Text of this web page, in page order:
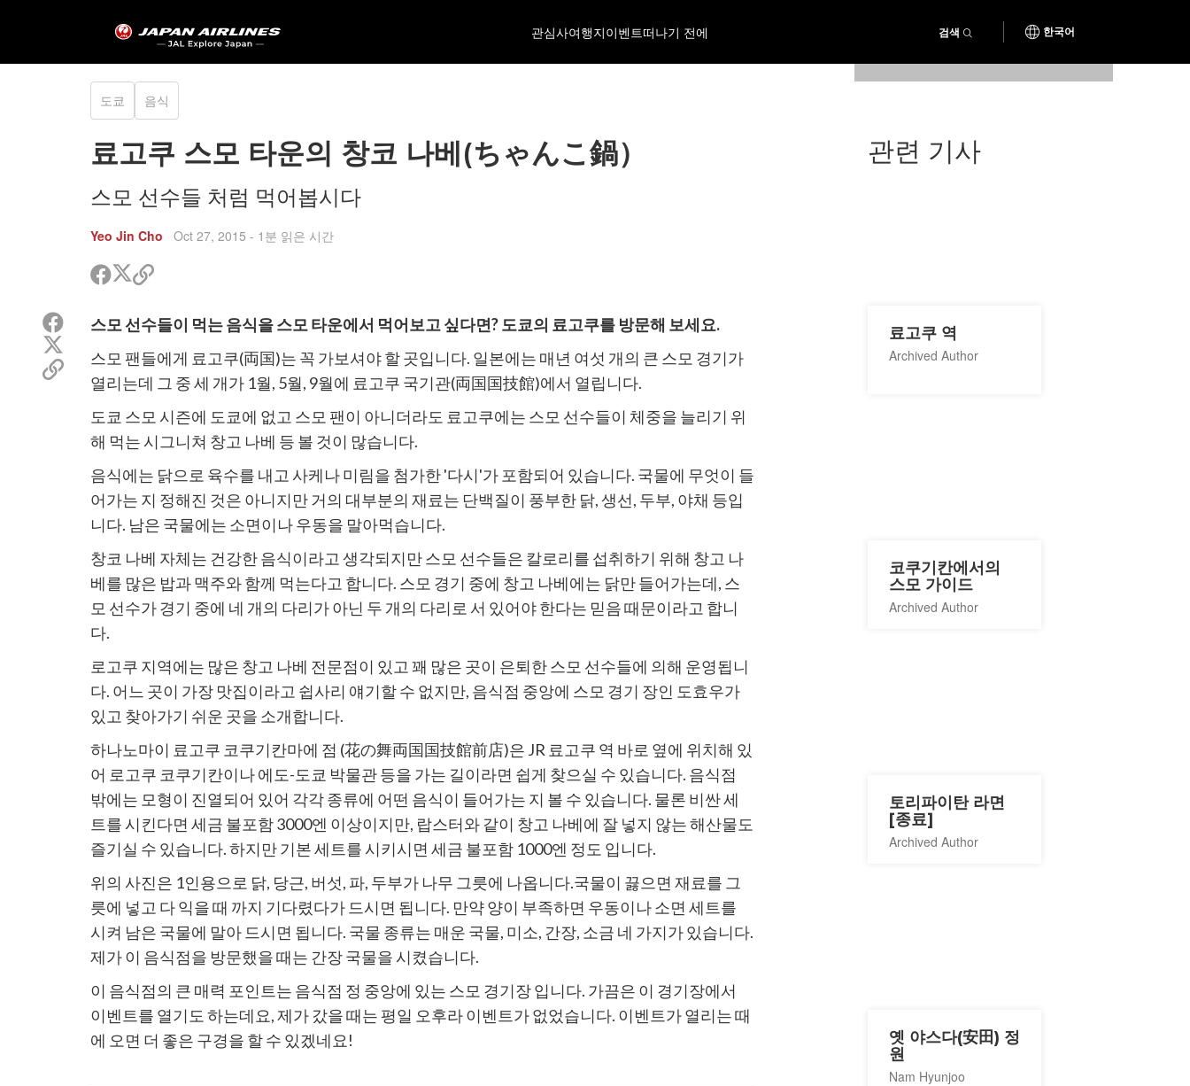
관심사여행지이벤트떠나기 전에 검색 한국어
도쿄 음식
료고쿠 스모 타운의 창코 나베(ちゃんこ鍋）
스모 선수들 처럼 먹어봅시다
Yeo Jin Cho Oct 27, 2015 - 1분 읽은 시간
페
북
유
트
위
공
공
링
복
사
페
북
위공
스모 선수들이 먹는 음식을 스모 타운에서 먹어보고 싶다면? 도쿄의 료고쿠를 방문해 보세요.
스모 팬들에게 료고쿠(両国)는 꼭 가보셔야 할 곳입니다. 일본에는 매년 여섯 개의 큰 스모 경기가
열리는데 그 중 세 개가 1월, 5월, 9월에 료고쿠 국기관(両国国技館)에서 열립니다.
도쿄 스모 시즌에 도쿄에 없고 스모 팬이 아니더라도 료고쿠에는 스모 선수들이 체중을 늘리기 위
해 먹는 시그니쳐 창고 나베 등 볼 것이 많습니다.
음식에는 닭으로 육수를 내고 사케나 미림을 첨가한 '다시'가 포함되어 있습니다. 국물에 무엇이 들
어가는 지 정해진 것은 아니지만 거의 대부분의 재료는 단백질이 풍부한 닭, 생선, 두부, 야채 등입
니다. 남은 국물에는 소면이나 우동을 말아먹습니다.
창코 나베 자체는 건강한 음식이라고 생각되지만 스모 선수들은 칼로리를 섭취하기 위해 창고 나
베를 많은 밥과 맥주와 함께 먹는다고 합니다. 스모 경기 중에 창고 나베에는 닭만 들어가는데, 스
모 선수가 경기 중에 네 개의 다리가 아닌 두 개의 다리로 서 있어야 한다는 믿음 때문이라고 합니
다.
로고쿠 지역에는 많은 창고 나베 전문점이 있고 꽤 많은 곳이 은퇴한 스모 선수들에 의해 운영됩니
다. 어느 곳이 가장 맛집이라고 쉽사리 얘기할 수 없지만, 음식점 중앙에 스모 경기 장인 도효우가
있고 찾아가기 쉬운 곳을 소개합니다.
하나노마이 료고쿠 코쿠기칸마에 점 (花の舞両国国技館前店)은 JR 료고쿠 역 바로 옆에 위치해 있
어 로고쿠 코쿠기칸이나 에도-도쿄 박물관 등을 가는 길이라면 쉽게 찾으실 수 있습니다. 음식점
밖에는 모형이 진열되어 있어 각각 종류에 어떤 음식이 들어가는 지 볼 수 있습니다. 물론 비싼 세
트를 시킨다면 세금 불포함 3000엔 이상이지만, 랍스터와 같이 창고 나베에 잘 넣지 않는 해산물도
즐기실 수 있습니다. 하지만 기본 세트를 시키시면 세금 불포함 1000엔 정도 입니다.
위의 사진은 1인용으로 닭, 당근, 버섯, 파, 두부가 나무 그릇에 나옵니다.국물이 끓으면 재료를 그
릇에 넣고 다 익을 때 까지 기다렸다가 드시면 됩니다. 만약 양이 부족하면 우동이나 소면 세트를
시켜 남은 국물에 말아 드시면 됩니다. 국물 종류는 매운 국물, 미소, 간장, 소금 네 가지가 있습니다.
제가 이 음식점을 방문했을 때는 간장 국물을 시켰습니다.
이 음식점의 큰 매력 포인트는 음식점 정 중앙에 있는 스모 경기장 입니다. 가끔은 이 경기장에서
이벤트를 열기도 하는데요, 제가 갔을 때는 평일 오후라 이벤트가 없었습니다. 이벤트가 열리는 때
에 오면 더 좋은 구경을 할 수 있겠네요!
관련 기사
료고쿠 역
Archived Author
코쿠기칸에서의
스모 가이드
Archived Author
토리파이탄 라면
[종료]
Archived Author
옛 야스다(安田) 정
원
Nam Hyunjoo